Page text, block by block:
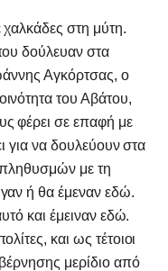
στη μύτη.
δούλευαν στα
Αγκόρτσας, ο
του Αβάτου,
φέρει σε επαφή με
για να δουλεύουν στα
με τη
ή θα έμεναν εδώ.
και έμειναν εδώ.
και ως τέτοιοι
μερίδιο από